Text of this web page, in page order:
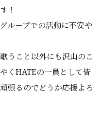
！
ループでの活動に不安や
うこと以外にも沢山のこ
くHATEの一員として皆
張るのでどうか応援よろ